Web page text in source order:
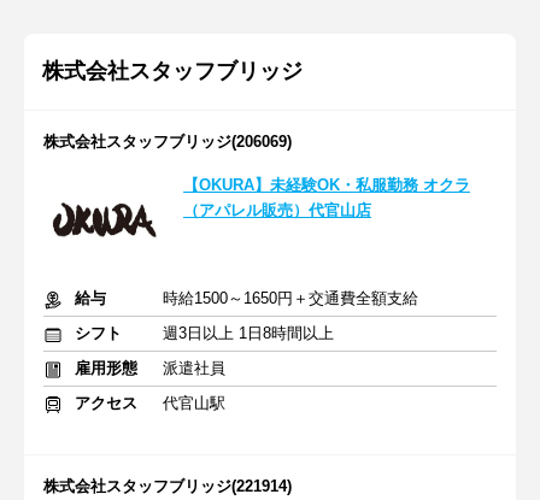
株式会社スタッフブリッジ
株式会社スタッフブリッジ(206069)
【OKURA】未経験OK・私服勤務 オクラ
（アパレル販売）代官山店
給与
時給1500～1650円＋交通費全額支給
シフト
週3日以上 1日8時間以上
雇用形態
派遣社員
アクセス
代官山駅
株式会社スタッフブリッジ(221914)